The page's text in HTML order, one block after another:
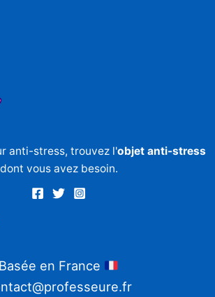
anti-stress, trouvez l'objet anti-stress
dont vous avez besoin.
Basée en France